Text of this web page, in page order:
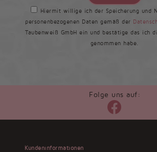
Hiermit willige ich der Speicherung und
personenbezogenen Daten gemäß der
Taubenweiß GmbH ein und bestätige das ich
genommen habe.
Folge uns auf:
Kundeninformationen